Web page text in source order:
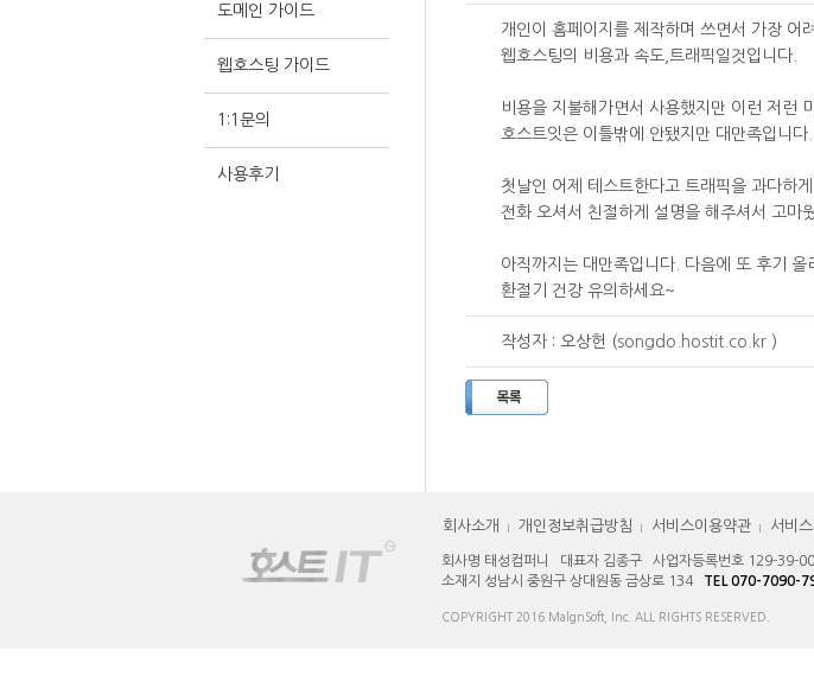
도메인 가이드
웹호스팅 가이드
1:1문의
사용후기
개인이 홈페이지를 제작하며 쓰면서 가장 어
웹호스팅의 비용과 속도,트래픽일것입니다.
비용을 지불해가면서 사용했지만 이런 저런
호스트잇은 이틀밖에 안됐지만 대만족입니다.
첫날인 어제 테스트한다고 트래픽을 과다하게
전화 오셔서 친절하게 설명을 해주셔서 고마
아직까지는 대만족입니다. 다음에 또 후기 올
환절기 건강 유의하세요~
작성자 : 오상헌 (songdo.hostit.co.kr )
회사소개 개인정보취급방침 서비스이용약관 서비
회사명 태성컴퍼니 대표자 김종구 사업자등록번호 129-39-
소재지 성남시 중원구 상대원동 금상로 134 TEL 070-7090-
COPYRIGHT 2016 MalgnSoft, Inc. ALL RIGHTS RESERVED.